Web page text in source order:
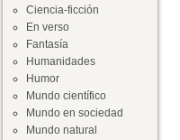
Ciencia-ficción
En verso
Fantasía
Humanidades
Humor
Mundo científico
Mundo en sociedad
Mundo natural